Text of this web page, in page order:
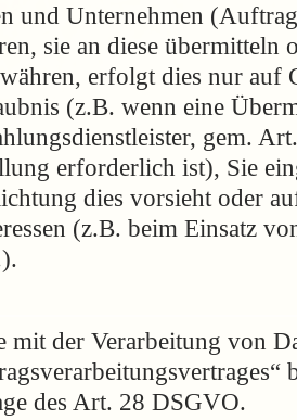
und Unternehmen
sie an diese übermitteln
erfolgt dies nur auf
(z.B. wenn eine
gem.
erforderlich ist), Sie
dies vorsieht oder
(z.B. beim Einsatz
der Verarbeitung von
des Art. 28 DSGVO.